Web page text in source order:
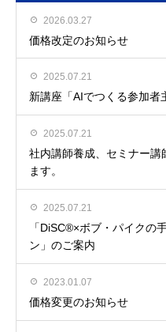
2026.03.27
価格改定のお知らせ
2025.07.21
新講座「AIでつくる参加者
2025.07.21
社内講師養成、セミナー講
ます。
2025.07.21
「DiSC®×ボブ・パイクの
ン」のご案内
2023.01.07
価格変更のお知らせ